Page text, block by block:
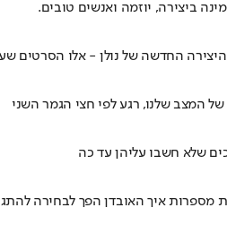
ביצירה, יוזמה ואנשים טובים.
החדשה של נולן - אלו הסרטים
של המצב שלנו, רגע לפי חצי הגמר השני
שלא חשבו עליהן עד כה
מספרות איך האובדן הפך לבחירה